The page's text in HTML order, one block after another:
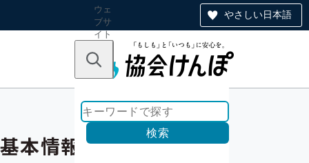
やさしい日本語
ウェ
ブサ
イト
のナ
ン
キーワードで探す
検索
基本情報